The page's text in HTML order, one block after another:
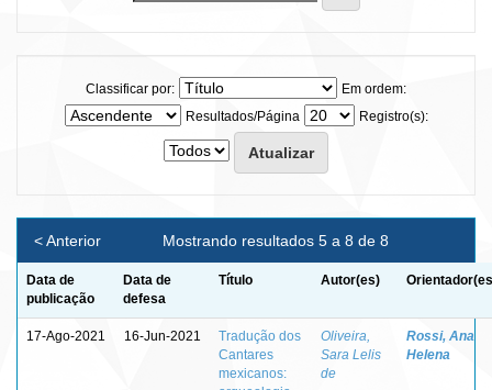
Classificar por:
Em ordem:
Resultados/Página
Registro(s):
Mostrando resultados 5 a 8 de 8
< Anterior
Data de
publicação
Data de
defesa
Título Autor(es)
17-Ago-2021 16-Jun-2021
Tradução dos
Cantares
mexicanos:
Oliveira,
Sara Lelis
de
Rossi, Ana
Helena